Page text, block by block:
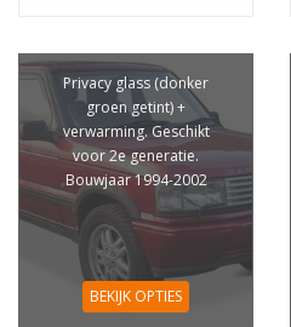
Privacy glass (donker
groen getint) +
verwarming. Geschikt
voor 2e generatie.
Bouwjaar 1994-2002
BEKIJK OPTIES